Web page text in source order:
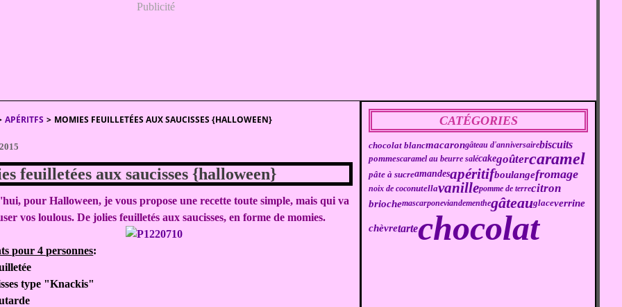
Publicité
APÉRITFS > MOMIES FEUILLETÉES AUX SAUCISSES {HALLOWEEN}
feuilletées aux saucisses {halloween}
pour Halloween, je vous propose une recette toute simple, mais qui va
vos loulous. De jolies feuilletés aux saucisses, en forme de momies.
pour 4 personnes:
type "Knackis"
CATÉGORIES
chocolat blancmacarongâteau d'anniversairebiscuits
pommescaramel au beurre salécakegoûtercaramel
pâte à sucreamandesapéritifboulangefromage
noix de coconutellavanillepomme de terrecitron
briochemascarponeviandementhegâteauglaceverrine
chèvretartechocolat